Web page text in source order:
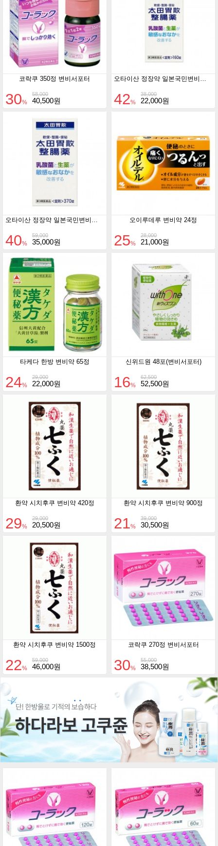
코락쿠 350정 변비서포터
58,000
30% 40,500원
38,000
42% 22,000원
오타이산 정장약 일본국민변비약 370정입
59,000
40% 35,000원
오이루데루 변비약 24정
28,000
25% 21,000원
타케다 한방 변비약 65정
29,000
24% 22,000원
신위드원 48포(변비서포터)
62,500
16% 52,500원
환약 시치후쿠 변비약 420정
29,000
29% 20,500원
환약 시치후쿠 변비약 900정
39,000
21% 30,500원
환약 시치후쿠 변비약 1500정
59,000
22% 46,000원
코락쿠 270정 변비서포터
55,000
30% 38,500원